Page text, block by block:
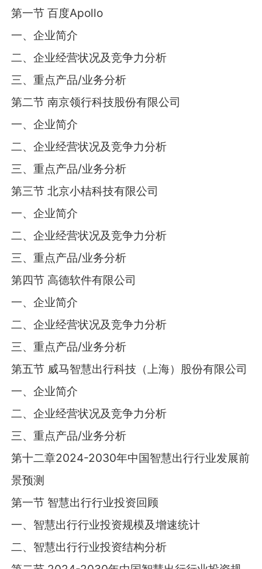
第一节 百度Apollo
一、企业简介
二、企业经营状况及竞争力分析
三、重点产品/业务分析
第二节 南京领行科技股份有限公司
一、企业简介
二、企业经营状况及竞争力分析
三、重点产品/业务分析
第三节 北京小桔科技有限公司
一、企业简介
二、企业经营状况及竞争力分析
三、重点产品/业务分析
第四节 高德软件有限公司
一、企业简介
二、企业经营状况及竞争力分析
三、重点产品/业务分析
第五节 威马智慧出行科技（上海）股份有限公司
一、企业简介
二、企业经营状况及竞争力分析
三、重点产品/业务分析
第十二章2024-2030年中国智慧出行行业发展前
景预测
第一节 智慧出行行业投资回顾
一、智慧出行行业投资规模及增速统计
二、智慧出行行业投资结构分析